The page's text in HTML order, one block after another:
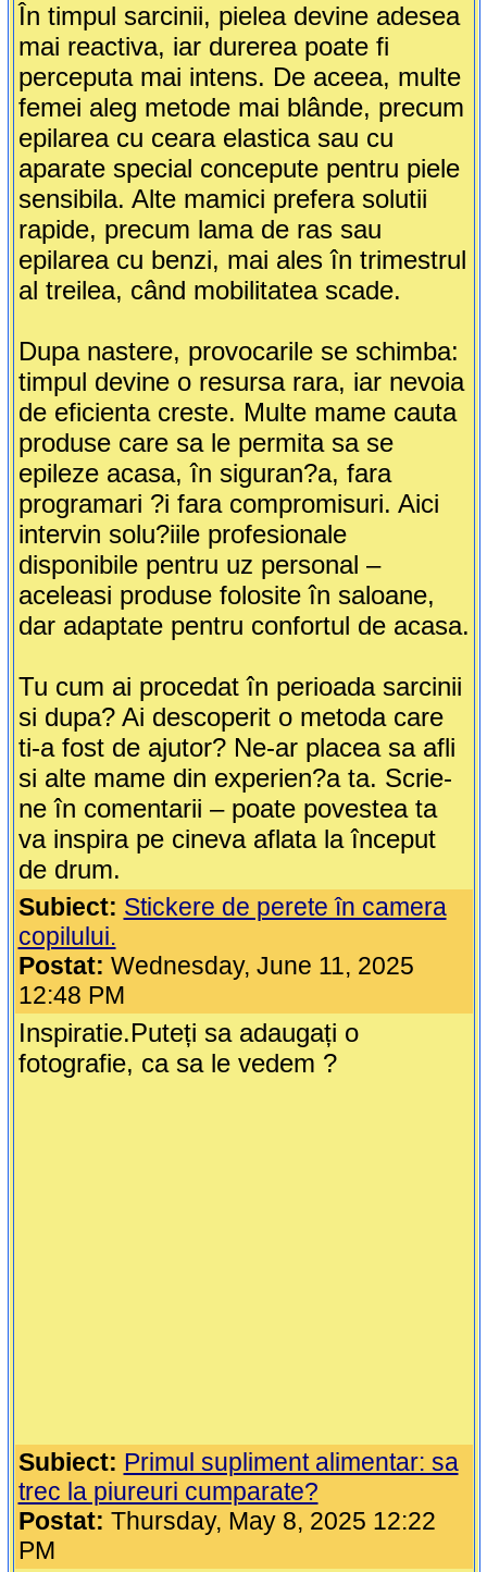
În timpul sarcinii, pielea devine adesea
mai reactiva, iar durerea poate fi
perceputa mai intens. De aceea, multe
femei aleg metode mai blânde, precum
epilarea cu ceara elastica sau cu
aparate special concepute pentru piele
sensibila. Alte mamici prefera solutii
rapide, precum lama de ras sau
epilarea cu benzi, mai ales în trimestrul
al treilea, când mobilitatea scade.
Dupa nastere, provocarile se schimba:
timpul devine o resursa rara, iar nevoia
de eficienta creste. Multe mame cauta
produse care sa le permita sa se
epileze acasa, în siguran?a, fara
programari ?i fara compromisuri. Aici
intervin solu?iile profesionale
disponibile pentru uz personal –
aceleasi produse folosite în saloane,
dar adaptate pentru confortul de acasa.
Tu cum ai procedat în perioada sarcinii
si dupa? Ai descoperit o metoda care
ti-a fost de ajutor? Ne-ar placea sa afli
si alte mame din experien?a ta. Scrie-
ne în comentarii – poate povestea ta
va inspira pe cineva aflata la început
de drum.
Subiect: Stickere de perete în camera
copilului.
Postat: Wednesday, June 11, 2025
12:48 PM
Inspiratie.Puteți sa adaugați o
fotografie, ca sa le vedem ?
Subiect: Primul supliment alimentar: sa
trec la piureuri cumparate?
Postat: Thursday, May 8, 2025 12:22
PM